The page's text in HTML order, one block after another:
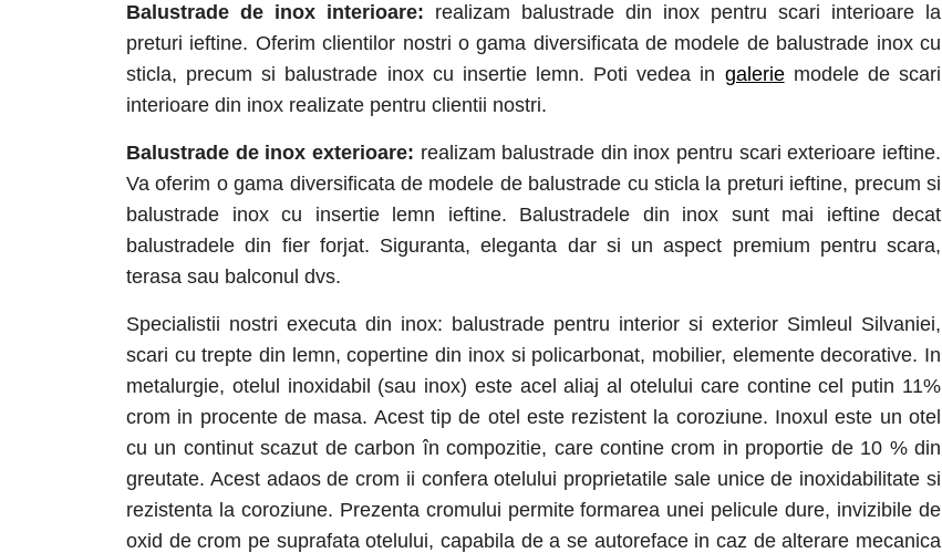
Balustrade de inox interioare: realizam balustrade din inox pentru scari interioare la
preturi ieftine. Oferim clientilor nostri o gama diversificata de modele de balustrade inox cu
sticla, precum si balustrade inox cu insertie lemn. Poti vedea in galeriemodele de scari
interioare din inox realizate pentru clientii nostri.
Balustrade de inox exterioare: realizam balustrade din inox pentru scari exterioare ieftine.
Va oferim o gama diversificata de modele de balustrade cu sticla la preturi ieftine, precum si
balustrade inox cu insertie lemn ieftine. Balustradele din inox sunt mai ieftine decat
balustradele din fier forjat. Siguranta, eleganta dar si un aspect premium pentru scara,
terasa sau balconul dvs.
Specialistii nostri executa din inox: balustrade pentru interior si exterior Simleul Silvaniei,
scari cu trepte din lemn, copertine din inox si policarbonat, mobilier, elemente decorative. In
metalurgie, otelul inoxidabil (sau inox) este acel aliaj al otelului care contine cel putin 11%
crom in procente de masa. Acest tip de otel este rezistent la coroziune. Inoxul este un otel
cu un continut scazut de carbon în compozitie, care contine crom in proportie de 10 % din
greutate. Acest adaos de crom ii confera otelului proprietatile sale unice de inoxidabilitate si
rezistenta la coroziune. Prezenta cromului permite formarea unei pelicule dure, invizibile de
oxid de crom pe suprafata otelului, capabila de a se autoreface in caz de alterare mecanica